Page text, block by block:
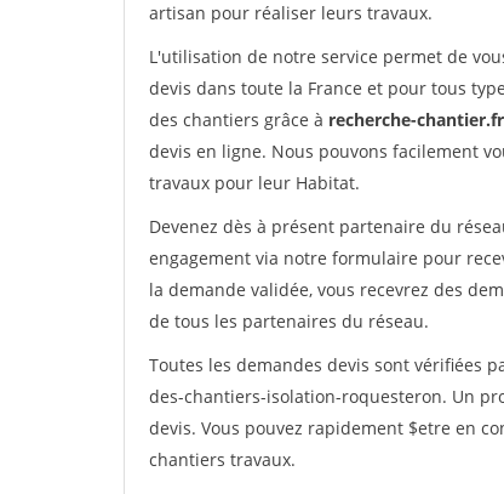
artisan pour réaliser leurs travaux.
L'utilisation de notre service permet de
devis dans toute la France et pour tous
des chantiers grâce à recherche-chantier.fr
devis en ligne. Nous pouvons facilement
travaux pour leur Habitat.
Devenez dès à présent partenaire du
engagement via notre formulaire pour
la demande validée, vous recevrez des
de tous les partenaires du réseau.
Toutes les demandes devis sont vérifiées
des-chantiers-isolation-roquesteron. Un
devis. Vous pouvez rapidement $etre en
chantiers travaux.